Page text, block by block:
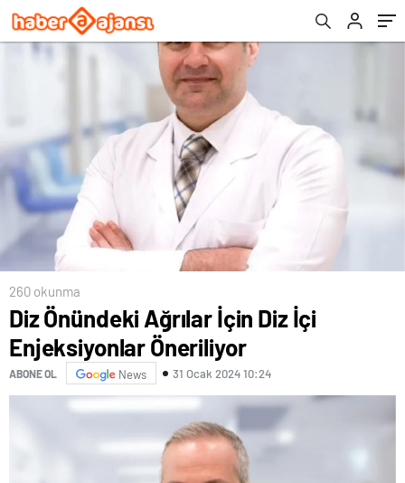
260 okunma
Diz Önündeki Ağrılar İçin Diz İçi
Enjeksiyonlar Öneriliyor
ABONE OL News 31 Ocak 2024 10:24